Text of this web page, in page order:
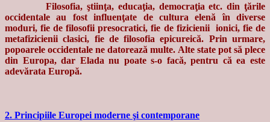
Filosofia, ştiinţa, educaţia, democraţia etc. din ţările
occidentale au fost influenţate de cultura elenă în diverse
moduri, fie de filosofii presocratici, fie de fizicienii ionici, fie de
metafizicienii clasici, fie de filosofia epicureică. Prin urmare,
popoarele occidentale ne datorează multe. Alte state pot să plece
din Europa, dar Elada nu poate s-o facă, pentru că ea este
adevărata Europă.
2. Principiile Europei moderne şi contemporane